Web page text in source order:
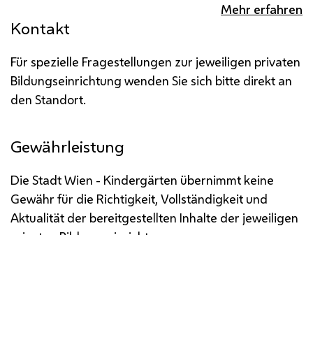
Mehr erfahren
Kontakt
Für spezielle Fragestellungen zur jeweiligen privaten
Bildungseinrichtung wenden Sie sich bitte direkt an
den Standort.
Gewährleistung
Die Stadt Wien - Kindergärten übernimmt keine
Gewähr für die Richtigkeit, Vollständigkeit und
Aktualität der bereitgestellten Inhalte der jeweiligen
privaten Bildungseinrichtung.